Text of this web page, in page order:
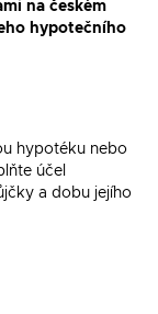
na českém
hypotečního
hypotéku nebo
účel
a dobu jejího